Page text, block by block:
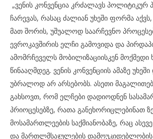
„ვენის კონვენცია კრძალავს პოლიტიკურ
ჩარევას, რასაც ძალიან უხეში ფორმა
მათ შორის, უშუალოდ საარჩევნო
ევროკავშირის ელჩი გამოვიდა და
ამომრჩეველს მობილიზაციისკენ
წინააღმდეგ. ვენის კონვენციის ამაზე
უბრალოდ არ არსებობს. ასეთი
გახსოვთ, რომ ელჩები დადიოდნენ
პრიოცესებზე, რათა განეხორიცლებინათ
მოსამართლეების საქმიანობაზე, რაც ასევე
და მართლმსაჯულების დამოუკიდებლობის